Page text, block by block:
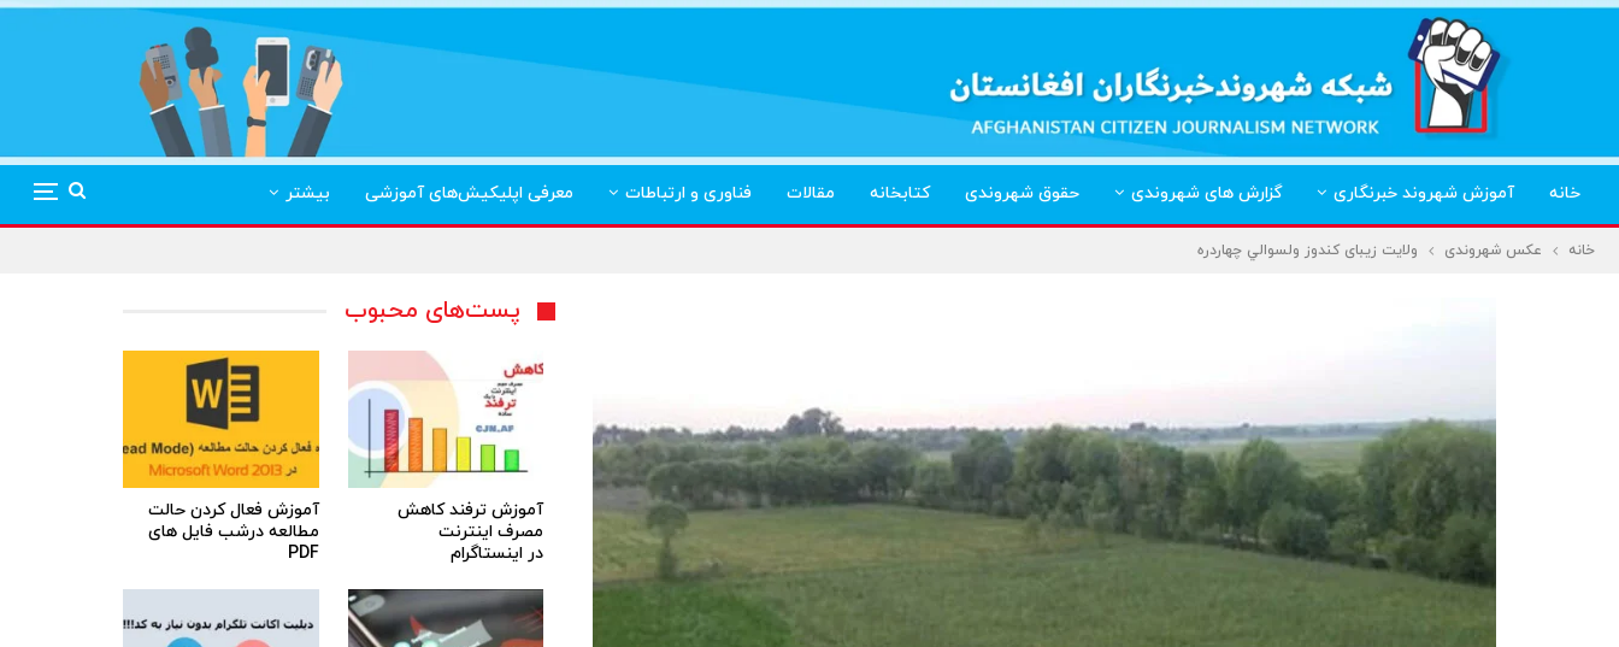
خانه آموزش شهروند خبرنگاری گزارش های شهروندی حقوق شهروندی کتابخانه مقالات فناوری و ارتباطات معرفی اپلیکیش‌های آموزشی بیشتر
خانه عکس شهروندی ولايت زيبای کندوز ولسوالي چهاردره
پست‌های محبوب
آموزش ترفند کاهش
مصرف اینترنت
در اینستاگرام
آموزش فعال کردن حالت
مطالعه درشب فایل های
PDF